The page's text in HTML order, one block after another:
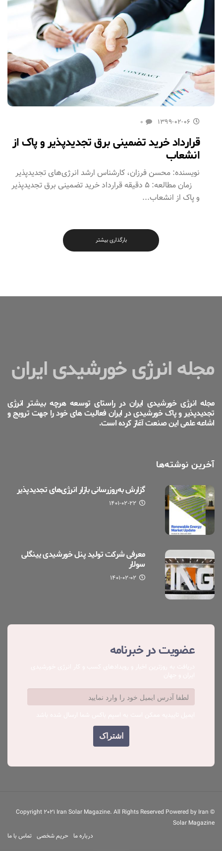
۱۳۹۹-۰۲-۰۶ ۰
قرارداد خرید تضمینی برق تجدیدپذیر و پاک از
انشعاب
نویسنده: محسن فرزان، کارشناس ارشد انرژی‌های تجدیدپذیر
زمان مطالعه: ۵ دقیقه قرارداد خرید تضمینی برق تجدیدپذیر
و پاک از انشعاب...
بارگذاری بیشتر
مجله انرژی خورشیدی ایران
مجله انرژی خورشیدی ایران در راستای توسعه هرچه بیشتر انرژی
تجدیدپذیر و پاک خورشیدی در ایران فعالیت های خود را جهت ترویج و
اشاعه علمی این صنعت آغاز کرده است.
آخرین نوشته‌ها
گزارش به‌روزرسانی بازار انرژی‌های تجدیدپذیر
۱۴۰۱-۰۲-۲۲
معرفی شرکت تولید پنل خورشیدی یینگلی
سولار
۱۴۰۱-۰۲-۰۲
عضویت در خبرنامه
© Copyright 2021 Iran Solar Magazine. All Rights Reserved Powered by Iran
Solar Magazine
درباره ما
حریم شخصی تماس با ما